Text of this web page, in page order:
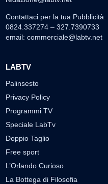
Contattaci per la tua Pubblicità:
0824.337274 – 327.7390733
email: commerciale@labtv.net
LABTV
Palinsesto
Privacy Policy
Programmi TV
Speciale LabTv
Doppio Taglio
Free sport
L’Orlando Curioso
La Bottega di Filosofia